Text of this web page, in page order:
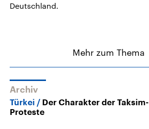
Deutschland.
Mehr zum Thema
Archiv
Türkei
Der Charakter der Taksim-
Proteste